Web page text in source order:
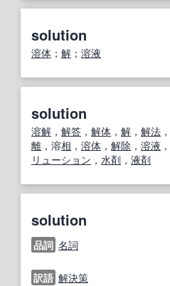
solution
溶体 ； 解 ； 溶液
solution
溶解 ， 解答 ， 解体 ， 解 ， 解法 ，
離 ，溶相 ， 溶体 ， 解除 ， 溶液 ，
リューション ， 水剤 ， 液剤
solution
品詞 名詞
訳語 解決策